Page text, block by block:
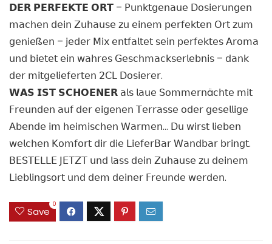
𝗗𝗘𝗥 𝗣𝗘𝗥𝗙𝗘𝗞𝗧𝗘 𝗢𝗥𝗧 – 𝖯𝗎𝗇𝗄𝗍𝗀𝖾𝗇𝖺𝗎𝖾 𝖣𝗈𝗌𝗂𝖾𝗋𝗎𝗇𝗀𝖾𝗇
𝗆𝖺𝖼𝗁𝖾𝗇 𝖽𝖾𝗂𝗇 𝖹𝗎𝗁𝖺𝗎𝗌𝖾 𝗓𝗎 𝖾𝗂𝗇𝖾𝗆 𝗉𝖾𝗋𝖿𝖾𝗄𝗍𝖾𝗇 𝖮𝗋𝗍 𝗓𝗎𝗆
𝗀𝖾𝗇𝗂𝖾ß𝖾𝗇 – 𝗃𝖾𝖽𝖾𝗋 𝖬𝗂𝗑 𝖾𝗇𝗍𝖿𝖺𝗅𝗍𝖾𝗍 𝗌𝖾𝗂𝗇 𝗉𝖾𝗋𝖿𝖾𝗄𝗍𝖾𝗌 𝖠𝗋𝗈𝗆𝖺
𝗎𝗇𝖽 𝖻𝗂𝖾𝗍𝖾𝗍 𝖾𝗂𝗇 𝗐𝖺𝗁𝗋𝖾𝗌 𝖦𝖾𝗌𝖼𝗁𝗆𝖺𝖼𝗄𝗌𝖾𝗋𝗅𝖾𝖻𝗇𝗂𝗌 – 𝖽𝖺𝗇𝗄
𝖽𝖾𝗋 𝗆𝗂𝗍𝗀𝖾𝗅𝗂𝖾𝖿𝖾𝗋𝗍𝖾𝗇 𝟤𝖢𝖫 𝖣𝗈𝗌𝗂𝖾𝗋𝖾𝗋.
𝗪𝗔𝗦 𝗜𝗦𝗧 𝗦𝗖𝗛𝗢𝗘𝗡𝗘𝗥 𝖺𝗅𝗌 𝗅𝖺𝗎𝖾 𝖲𝗈𝗆𝗆𝖾𝗋𝗇ä𝖼𝗁𝗍𝖾 𝗆𝗂𝗍
𝖥𝗋𝖾𝗎𝗇𝖽𝖾𝗇 𝖺𝗎𝖿 𝖽𝖾𝗋 𝖾𝗂𝗀𝖾𝗇𝖾𝗇 𝖳𝖾𝗋𝗋𝖺𝗌𝗌𝖾 𝗈𝖽𝖾𝗋 𝗀𝖾𝗌𝖾𝗅𝗅𝗂𝗀𝖾
𝖠𝖻𝖾𝗇𝖽𝖾 𝗂𝗆 𝗁𝖾𝗂𝗆𝗂𝗌𝖼𝗁𝖾𝗇 𝖶𝖺𝗋𝗆𝖾𝗇… 𝖣𝗎 𝗐𝗂𝗋𝗌𝗍 𝗅𝗂𝖾𝖻𝖾𝗇
𝗐𝖾𝗅𝖼𝗁𝖾𝗇 𝖪𝗈𝗆𝖿𝗈𝗋𝗍 𝖽𝗂𝗋 𝖽𝗂𝖾 𝖫𝗂𝖾𝖿𝖾𝗋𝖡𝖺𝗋 𝖶𝖺𝗇𝖽𝖻𝖺𝗋 𝖻𝗋𝗂𝗇𝗀𝗍.
𝖡𝖤𝖲𝖳𝖤𝖫𝖫𝖤 𝖩𝖤𝖳𝖹𝖳 𝗎𝗇𝖽 𝗅𝖺𝗌𝗌 𝖽𝖾𝗂𝗇 𝖹𝗎𝗁𝖺𝗎𝗌𝖾 𝗓𝗎 𝖽𝖾𝗂𝗇𝖾𝗆
𝖫𝗂𝖾𝖻𝗅𝗂𝗇𝗀𝗌𝗈𝗋𝗍 𝗎𝗇𝖽 𝖽𝖾𝗆 𝖽𝖾𝗂𝗇𝖾𝗋 𝖥𝗋𝖾𝗎𝗇𝖽𝖾 𝗐𝖾𝗋𝖽𝖾𝗇.
Save
0